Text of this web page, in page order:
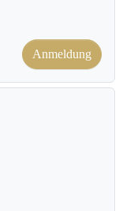
Anmeldung